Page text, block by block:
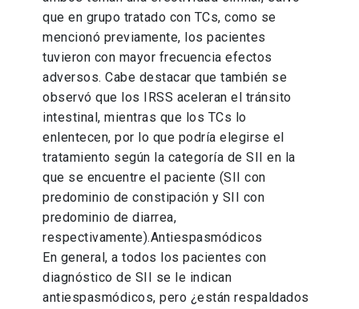
que en grupo tratado con TCs, como se
mencionó previamente, los pacientes
tuvieron con mayor frecuencia efectos
adversos. Cabe destacar que también se
observó que los IRSS aceleran el tránsito
intestinal, mientras que los TCs lo
enlentecen, por lo que podría elegirse el
tratamiento según la categoría de SII en la
que se encuentre el paciente (SII con
predominio de constipación y SII con
predominio de diarrea,
respectivamente).Antiespasmódicos
En general, a todos los pacientes con
diagnóstico de SII se le indican
antiespasmódicos, pero ¿están respaldados